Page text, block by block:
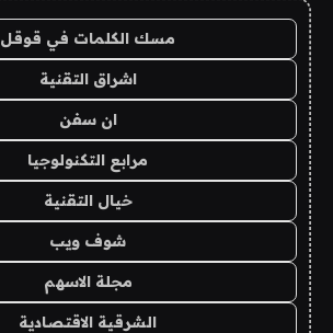
مسك الكلمات في قوقل
اشراق التقنية
ان سفن
مرابع التكنولوجيا
خيال التقنية
شوف ويب
مجلة الاسهم
الشرقية الاقتصادية